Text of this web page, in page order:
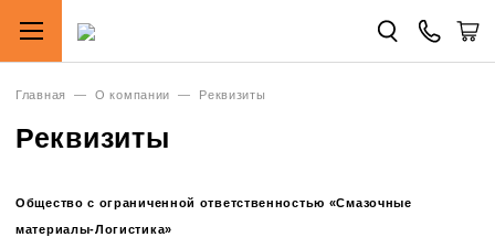
Главная — О компании — Реквизиты
Реквизиты
Общество с ограниченной ответственностью «Смазочные
материалы-Логистика»